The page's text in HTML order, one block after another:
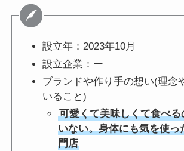
設立年：2023年10月
設立企業：ー
ブランドや作り手の想い(理念
いること)
可愛くて美味しくて食べる
いない。身体にも気を使っ
門店